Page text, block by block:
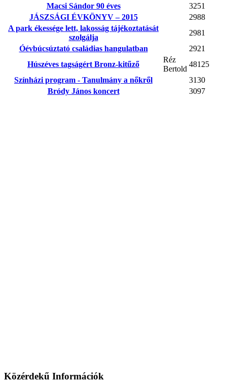
Macsi Sándor 90 éves
3251
JÁSZSÁGI ÉVKÖNYV – 2015
2988
A park ékessége lett, lakosság tájékoztatását
szolgálja
2981
Óévbúcsúztató családias hangulatban
2921
Húszéves tagságért Bronz-kitűző
Réz
Bertold
48125
Színházi program - Tanulmány a nőkről
3130
Bródy János koncert
3097
Közérdekű Információk